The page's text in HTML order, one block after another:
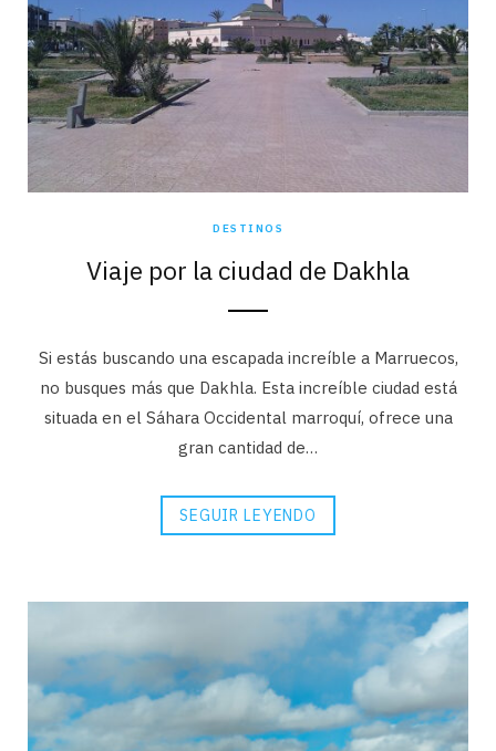
DESTINOS
Viaje por la ciudad de Dakhla
Si estás buscando una escapada increíble a Marruecos,
no busques más que Dakhla. Esta increíble ciudad está
situada en el Sáhara Occidental marroquí, ofrece una
gran cantidad de…
SEGUIR LEYENDO